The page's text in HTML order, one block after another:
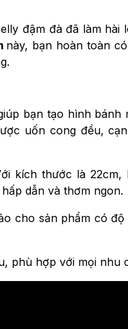
đậm đà đã làm
này, bạn hoàn toàn
bạn tạo hình bánh
uốn cong đều,
kích thước là
dẫn và thơm ngon.
cho sản phẩm có
phù hợp với mọi nhu